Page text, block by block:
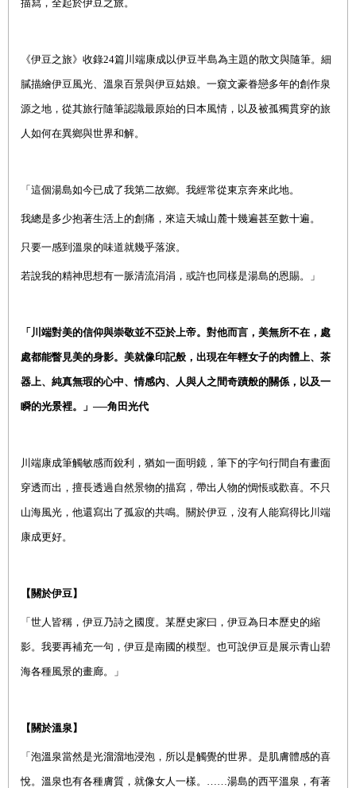
描寫，全起於伊豆之旅。
《伊豆之旅》收錄24篇川端康成以伊豆半島為主題的散文與隨筆。細
膩描繪伊豆風光、溫泉百景與伊豆姑娘。一窺文豪眷戀多年的創作泉
源之地，從其旅行隨筆認識最原始的日本風情，以及被孤獨貫穿的旅
人如何在異鄉與世界和解。
「這個湯島如今已成了我第二故鄉。我經常從東京奔來此地。
我總是多少抱著生活上的創痛，來這天城山麓十幾遍甚至數十遍。
只要一感到溫泉的味道就幾乎落淚。
若說我的精神思想有一脈清流涓涓，或許也同樣是湯島的恩賜。」
「川端對美的信仰與崇敬並不亞於上帝。對他而言，美無所不在，處
處都能瞥見美的身影。美就像印記般，出現在年輕女子的肉體上、茶
器上、純真無瑕的心中、情感內、人與人之間奇蹟般的關係，以及一
瞬的光景裡。」──角田光代
川端康成筆觸敏感而銳利，猶如一面明鏡，筆下的字句行間自有畫面
穿透而出，擅長透過自然景物的描寫，帶出人物的惆悵或歡喜。不只
山海風光，他還寫出了孤寂的共鳴。關於伊豆，沒有人能寫得比川端
康成更好。
【關於伊豆】
「世人皆稱，伊豆乃詩之國度。某歷史家曰，伊豆為日本歷史的縮
影。我要再補充一句，伊豆是南國的模型。也可說伊豆是展示青山碧
海各種風景的畫廊。」
【關於溫泉】
「泡溫泉當然是光溜溜地浸泡，所以是觸覺的世界。是肌膚體感的喜
悅。溫泉也有各種膚質，就像女人一樣。……湯島的西平溫泉，有著